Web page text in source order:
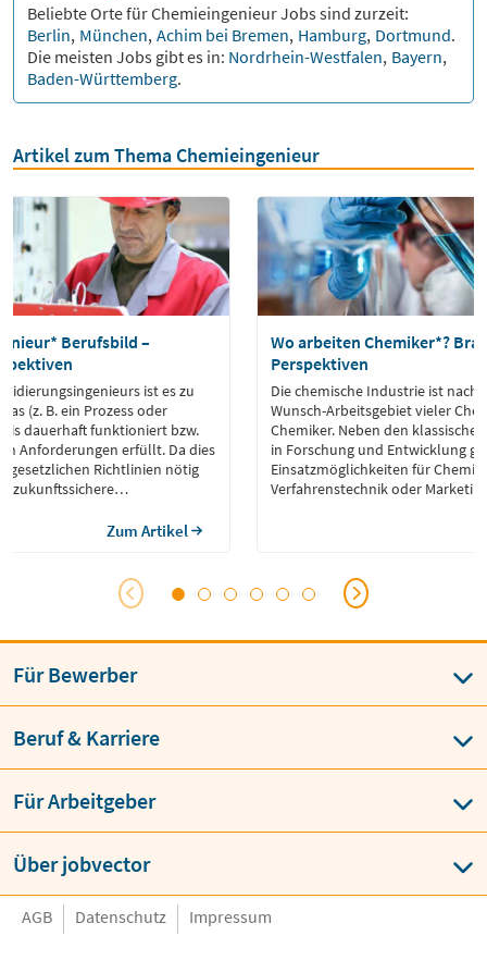
Beliebte Orte fürChemieingenieurJobs sind zurzeit:
Berlin, München, Achim bei Bremen, Hamburg, Dortmund.
Die meisten Jobs gibt es in: Nordrhein-Westfalen, Bayern,
Baden-Württemberg.
Artikel zum Thema Chemieingenieur
Berufsbild –
ist es zu
(z. B. ein Prozess oder
dauerhaft funktioniert bzw.
Anforderungen erfüllt. Da dies
gesetzlichen Richtlinien nötig
zukunftssichere
Zum Artikel
Wo arbeiten Chemiker*?
Perspektiven
Die chemische Industrie ist nach
Wunsch-Arbeitsgebiet vieler
Chemiker. Neben den
in Forschung und Entwicklung
Einsatzmöglichkeiten für
Verfahrenstechnik oder
Für Bewerber
Beruf & Karriere
Für Arbeitgeber
Über jobvector
AGB Datenschutz Impressum